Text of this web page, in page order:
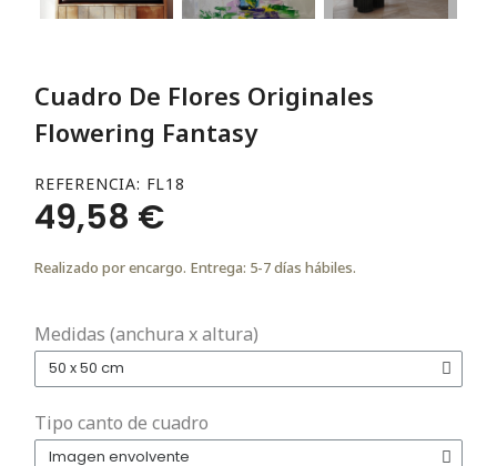
Cuadro De Flores Originales
Flowering Fantasy
REFERENCIA FL18
49,58 €
Realizado por encargo. Entrega: 5-7 días hábiles.
Medidas (anchura x altura)
Tipo canto de cuadro